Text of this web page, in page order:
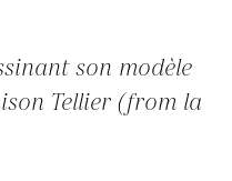
son modèle
Tellier (from la